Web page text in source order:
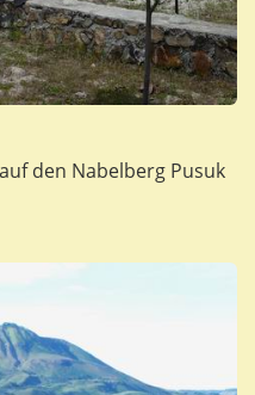
den Nabelberg Pusuk